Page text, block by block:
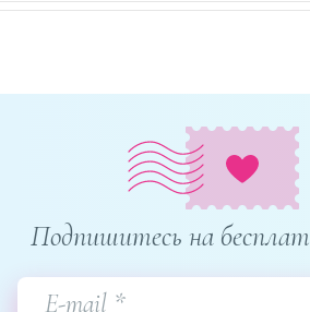
Подпишитесь на